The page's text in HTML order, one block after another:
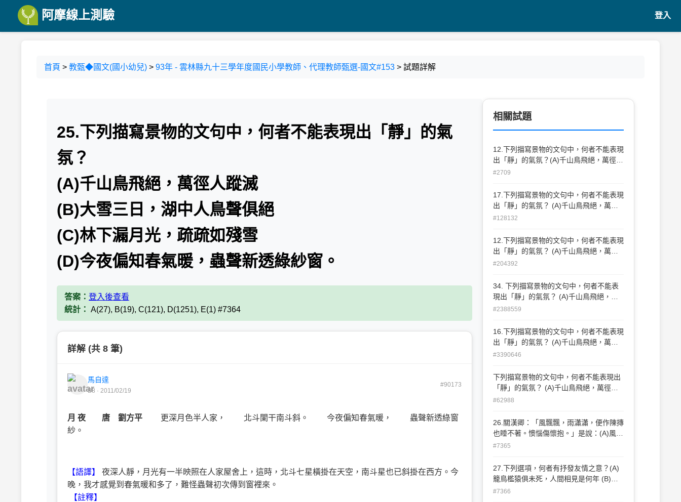
阿摩線上測驗 登入
首頁 > 教甄◆國文(國小幼兒) > 93年 - 雲林縣九十三學年度國民小學教師、代理教師甄選-國文#153 > 試題詳解
25.下列描寫景物的文句中，何者不能表現出「靜」的氣
氛？
(A)千山鳥飛絕，萬徑人蹤滅
(B)大雪三日，湖中人鳥聲俱絕
(C)林下漏月光，疏疏如殘雪
(D)今夜偏知春氣暖，蟲聲新透綠紗窗。
答案： 登入後查看
統計： A(27), B(19), C(121), D(1251), E(1) #7364
詳解 (共 8 筆)
馬自達
B8 · 2011/02/19
#90173
月 夜 唐 劉方平 更深月色半人家， 北斗闌干南斗斜。 今夜偏知春氣暖，
蟲聲新透綠窗
紗。
【語譯】
夜深人靜，月光有一半映照在人家屋舍上，這時，北斗七星橫掛在天空，南斗星也已斜掛在西方。今
晚，我才感覺到春氣暖和多了，難怪蟲聲初次傳到窗裡來。
【註釋】
相關試題
12.下列描寫景物的文句中，何者不能表現
出「靜」的氣氛？(A)千山鳥飛絕，萬徑人
蹤滅(B)大雪三日，湖中人鳥聲俱絕(C)今
月光，疏疏如殘雪。
#2709
17.下列描寫景物的文句中，何者不能表現
出「靜」的氣氛？ (A)千山鳥飛絕，萬徑
人蹤滅 (B)大雪三日，湖中人鳥聲俱絕 (C)
氣暖，蟲聲新透綠紗窗。
#128132
12.下列描寫景物的文句中，何者不能表現
出「靜」的氣氛？ (A)千山鳥飛絕，萬徑
人蹤滅 (B)大雪三日，湖中人鳥聲俱絕 (C)
下漏月光，疏疏如殘雪。
#204392
34. 下列描寫景物的文句中，何者不能表
現出「靜」的氣氛？ (A)千山鳥飛絕，萬
徑人蹤滅 (B)林下漏月光，疏疏如殘雪 (C)
春氣暖，蟲聲新透綠窗紗
#2388559
16.下列描寫景物的文句中，何者不能表現
出「靜」的氣氛？ (A)千山鳥飛絕，萬徑
人蹤滅(B)林下漏月光，疏疏如殘雪 (C)大
暖，蟲聲新透綠窗紗
#3390646
下列描寫景物的文句中，何者不能表現出
「靜」的氣氛？ (A)千山鳥飛絕，萬徑人
蹤滅 (B)大雪三日，湖中人鳥聲俱絕 (C)林
暖，蟲聲新透綠紗窗。
#62988
26.關漢卿：「風飄飄，雨瀟瀟，便作陳摶
也睡不著。懊惱傷懷抱。」是說：(A)風雨
交加，擔心而睡不著 (B)國勢如風雨飄
一覺，又怕風雨來襲 (D)風雨秋思，令人
輾轉反側，難以成眠。
#7365
27.下列選項，何者有抒發友情之意？(A)
籠鳥檻猿俱未死，人間相見是何年 (B)夜
深忽夢少年事，夢啼妝淚紅闌干 (C)回首
#7366